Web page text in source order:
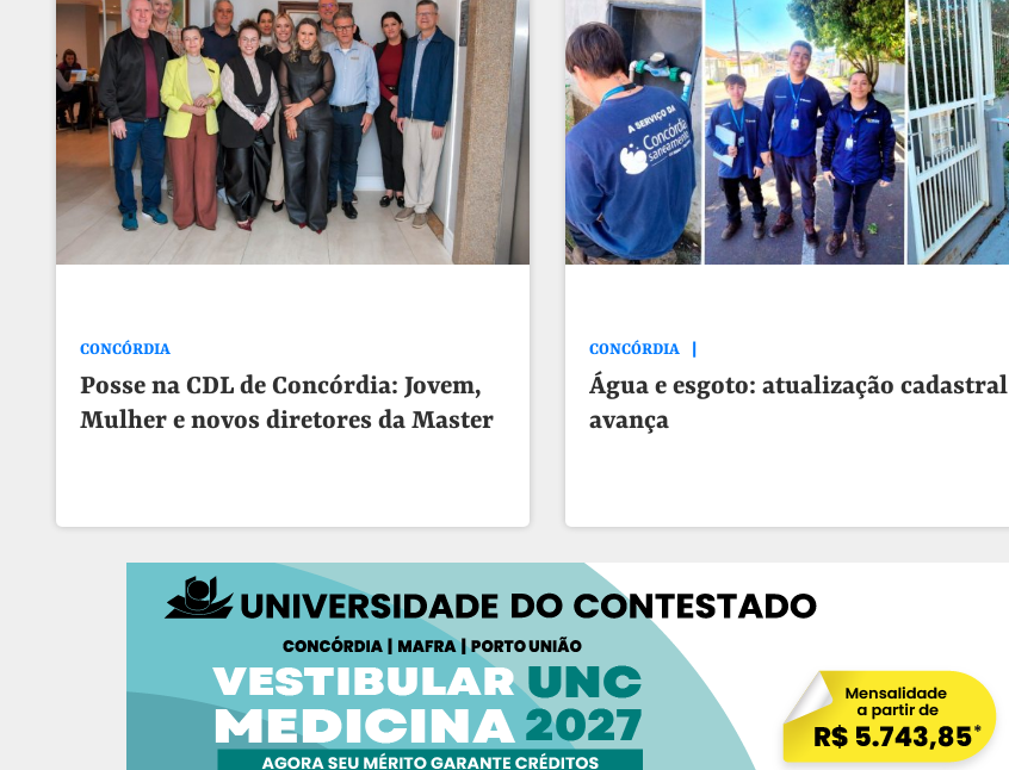
CONCÓRDIA
Posse na CDL de Concórdia: Jovem,
Mulher e novos diretores da Master
CONCÓRDIA
Água e esgoto: atualização cadastral
avança